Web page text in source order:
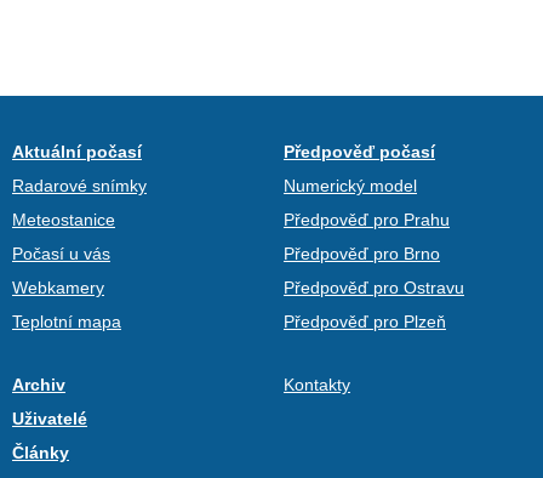
Aktuální počasí
Radarové snímky
Meteostanice
Počasí u vás
Webkamery
Teplotní mapa
Předpověď počasí
Numerický model
Předpověď pro Prahu
Předpověď pro Brno
Předpověď pro Ostravu
Předpověď pro Plzeň
Archiv
Uživatelé
Články
Kontakty